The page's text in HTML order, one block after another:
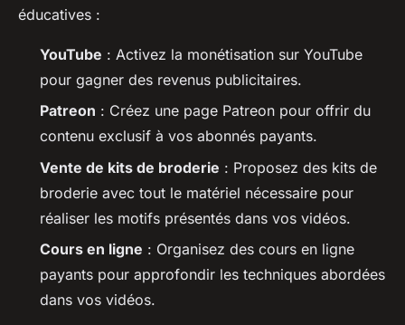
éducatives :
YouTube : Activez la monétisation sur YouTube
pour gagner des revenus publicitaires.
Patreon : Créez une page Patreon pour offrir du
contenu exclusif à vos abonnés payants.
Vente de kits de broderie : Proposez des kits de
broderie avec tout le matériel nécessaire pour
réaliser les motifs présentés dans vos vidéos.
Cours en ligne : Organisez des cours en ligne
payants pour approfondir les techniques abordées
dans vos vidéos.